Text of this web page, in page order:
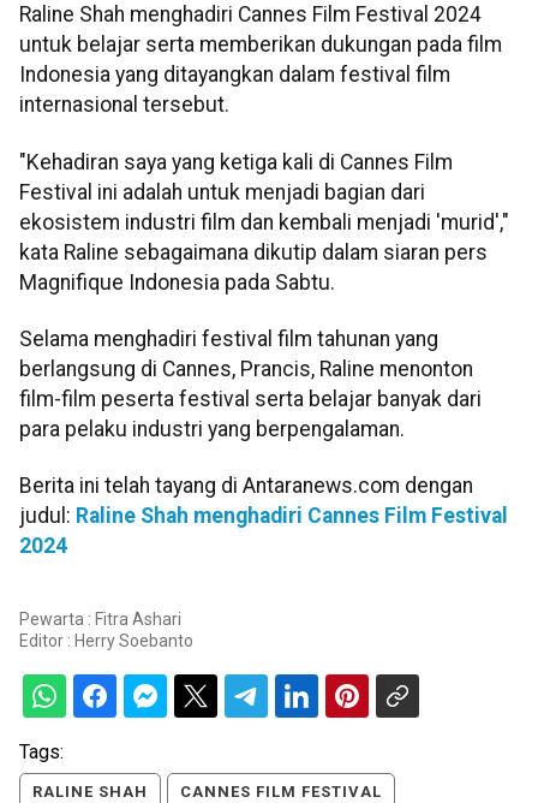
Raline Shah menghadiri Cannes Film Festival 2024
untuk belajar serta memberikan dukungan pada film
Indonesia yang ditayangkan dalam festival film
internasional tersebut.
"Kehadiran saya yang ketiga kali di Cannes Film
Festival ini adalah untuk menjadi bagian dari
ekosistem industri film dan kembali menjadi 'murid',"
kata Raline sebagaimana dikutip dalam siaran pers
Magnifique Indonesia pada Sabtu.
Selama menghadiri festival film tahunan yang
berlangsung di Cannes, Prancis, Raline menonton
film-film peserta festival serta belajar banyak dari
para pelaku industri yang berpengalaman.
Berita ini telah tayang di Antaranews.com dengan
judul: Raline Shah menghadiri Cannes Film Festival
2024
Pewarta : Fitra Ashari
Editor : Herry Soebanto
Tags:
RALINE SHAH CANNES FILM FESTIVAL